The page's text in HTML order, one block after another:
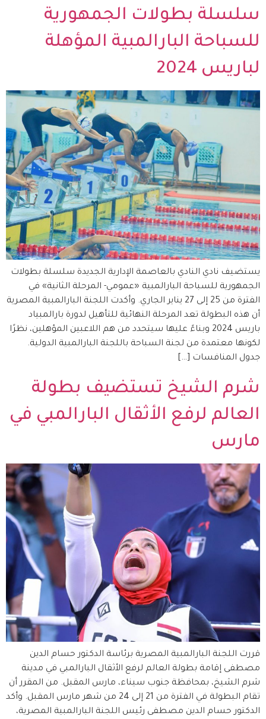
سلسلة بطولات الجمهورية
للسباحة البارالمبية المؤهلة
لباريس 2024
يستضيف نادي النادي بالعاصمة الإدارية الجديدة سلسلة بطولات
الجمهورية للسباحة البارالمبية «عمومي- المرحلة الثانية» في
الفترة من 25 إلى 27 يناير الجاري. وأكدت اللجنة البارالمبية المصرية
أن هذه البطولة تعد المرحلة النهائية للتأهيل لدورة بارالمبياد
باريس 2024 وبناءً عليها سيتحدد من هم اللاعبين المؤهلين، نظرًا
لكونها معتمدة من لجنة السباحة باللجنة البارالمبية الدولية.
جدول المنافسات […]
شرم الشيخ تستضيف بطولة
العالم لرفع الأثقال البارالمبي في
مارس
قررت اللجنة البارالمبية المصرية برئاسة الدكتور حسام الدين
مصطفى إقامة بطولة العالم لرفع الأثقال البارالمبي في مدينة
شرم الشيخ، بمحافظة جنوب سيناء، مارس المقبل. من المقرر أن
تقام البطولة في الفترة من 21 إلى 24 من شهر مارس المقبل. وأكد
الدكتور حسام الدين مصطفى رئيس اللجنة البارالمبية المصرية،